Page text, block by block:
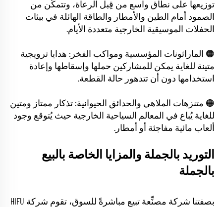
توزيعها على نطاق واسع من قِبل الرعاة، وتتمكّن من
الصمود أمام الطين والأمطار والطاقة الهائلة في بيئات
الحفلات الموسيقية الخارجية متعددة الأيام.
🟠 الماراثونات المؤسسية ومواكب الفخر: هدايا ترويجية
متينة للغاية يمكن للمشاركين حملها وإسقاطها وإعادة
استخدامها دون أن تتدهور حالة القطعة.
🟠 متنزهات الملاهي والحدائق الحيوانية: تذكار ممتاز ومتين
للغاية يُباع في المعالم السياحية الخارجية حيث يُتوقع وجود
ألعاب مائية مفاجئة أو أمطار.
التوريد بالجملة والمزايا الخاصة بالبيع
بالجملة
بصفتنا شركة مصنِّعة تبيع مباشرةً للسوق، تقوم شركة HIFU